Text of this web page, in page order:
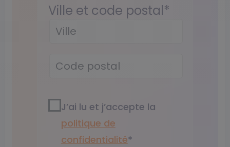
Ville et code postal*
RGPD3 *
J’ai lu et j’accepte la
politique de
confidentialité​*